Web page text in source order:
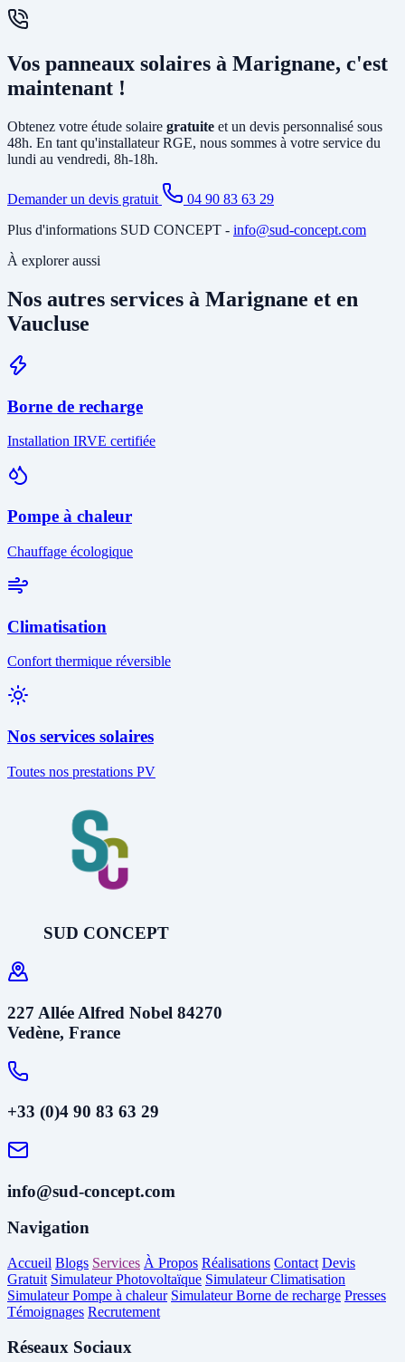
(sans consommer) est également possible. Nous vous conseillons la
solution la plus rentable selon votre profil de consommation.
En général, non. L'installation photovoltaïque nécessite
existant et le tirage de câbles DC depuis la toiture. Si votre tableau
est ancien ou sous-dimensionné, une mise à jour partielle peut être
nécessaire. Notre étude gratuite à Marignane identifie tous les
Vos panneaux solaires à Marignane, c'est
maintenant !
Obtenez votre étude solaire gratuite et un devis personnalisé sous
48h. En tant qu'installateur RGE, nous sommes à votre service du
lundi au vendredi, 8h-18h.
Demander un devis gratuit
04 90 83 63 29
Plus d'informations SUD CONCEPT - info@sud-concept.com
À explorer aussi
Nos autres services à Marignane et en
Vaucluse
Borne de recharge
Installation IRVE certifiée
Pompe à chaleur
Chauffage écologique
Climatisation
Confort thermique réversible
Nos services solaires
Toutes nos prestations PV
SUD CONCEPT
227 Allée Alfred Nobel 84270
Vedène, France
+33 (0)4 90 83 63 29
info@sud-concept.com
Navigation
Accueil Blogs Services À Propos Réalisations Contact Devis
Gratuit Simulateur Photovoltaïque Simulateur Climatisation
Simulateur Pompe à chaleur Simulateur Borne de recharge Presses
Témoignages Recrutement
Réseaux Sociaux